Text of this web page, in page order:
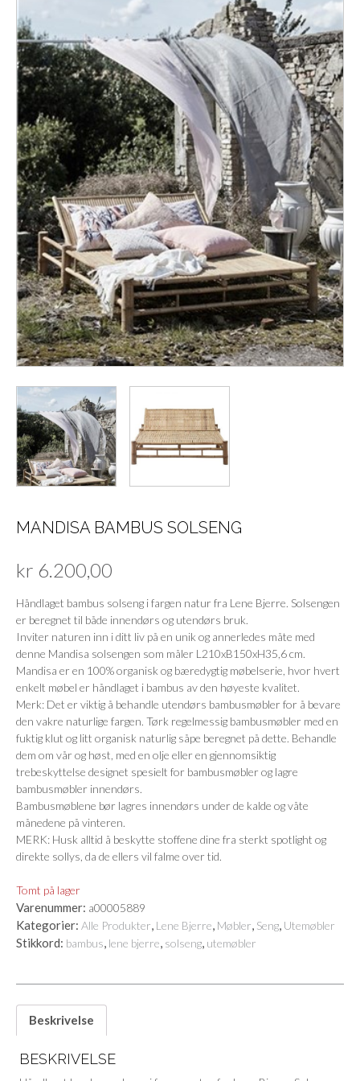
MANDISA BAMBUS SOLSENG
kr 6.200,00
Håndlaget bambus solseng i fargen natur fra Lene Bjerre. Solsengen
er beregnet til både innendørs og utendørs bruk.
Inviter naturen inn i ditt liv på en unik og annerledes måte med
denne Mandisa solsengen som måler L210xB150xH35,6 cm.
Mandisa er en 100% organisk og bæredygtig møbelserie, hvor hvert
enkelt møbel er håndlaget i bambus av den høyeste kvalitet.
Merk: Det er viktig å behandle utendørs bambusmøbler for å bevare
den vakre naturlige fargen. Tørk regelmessig bambusmøbler med en
fuktig klut og litt organisk naturlig såpe beregnet på dette. Behandle
dem om vår og høst, med en olje eller en gjennomsiktig
trebeskyttelse designet spesielt for bambusmøbler og lagre
bambusmøbler innendørs.
Bambusmøblene bør lagres innendørs under de kalde og våte
månedene på vinteren.
MERK: Husk alltid å beskytte stoffene dine fra sterkt spotlight og
direkte sollys, da de ellers vil falme over tid.
Tomt på lager
Varenummer: a00005889
Kategorier: Alle Produkter, Lene Bjerre, Møbler, Seng, Utemøbler
Stikkord: bambus, lene bjerre, solseng, utemøbler
Beskrivelse
BESKRIVELSE